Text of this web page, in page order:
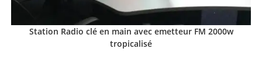
Station Radio clé en main avec emetteur FM 2000w
tropicalisé